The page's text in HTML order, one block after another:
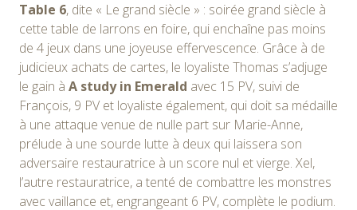
Table 6, dite « Le grand siècle » : soirée grand siècle à
cette table de larrons en foire, qui enchaîne pas moins
de 4 jeux dans une joyeuse effervescence. Grâce à de
judicieux achats de cartes, le loyaliste Thomas s’adjuge
le gain à A study in Emerald avec 15 PV, suivi de
François, 9 PV et loyaliste également, qui doit sa médaille
à une attaque venue de nulle part sur Marie-Anne,
prélude à une sourde lutte à deux qui laissera son
adversaire restauratrice à un score nul et vierge. Xel,
l’autre restauratrice, a tenté de combattre les monstres
avec vaillance et, engrangeant 6 PV, complète le podium.